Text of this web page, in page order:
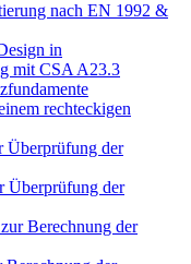
nach EN 1992 &
in
mit CSA A23.3
rechteckigen
Überprüfung der
Überprüfung der
Berechnung der